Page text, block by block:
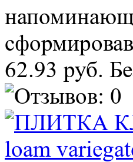
62.93 руб.